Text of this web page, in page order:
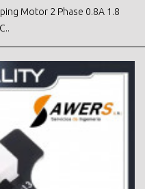
Motor 2 Phase 0.8A 1.8